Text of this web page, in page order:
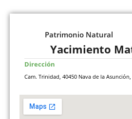
Patrimonio Natural
Yacimiento
Dirección
Cam. Trinidad, 40450 Nava de la